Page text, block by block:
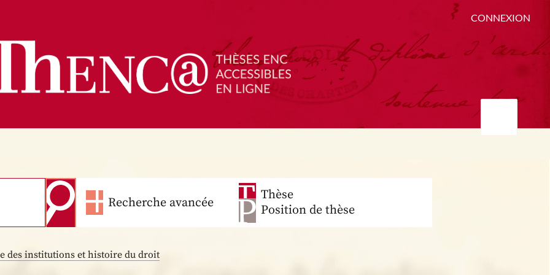
CONNEXION
Recherche avancée
Thèse
Position de thèse
des institutions et histoire du droit